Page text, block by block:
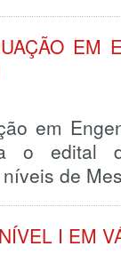
EM
em
o edital
de
I EM